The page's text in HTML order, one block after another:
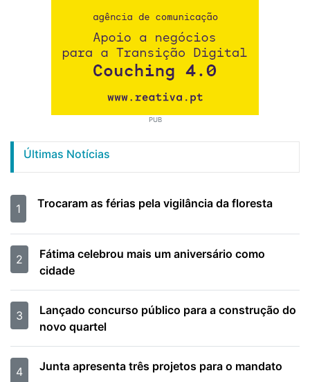
PUB
Últimas Notícias
1 Trocaram as férias pela vigilância da floresta
2
Fátima celebrou mais um aniversário como
cidade
3
Lançado concurso público para a construção do
novo quartel
4 Junta apresenta três projetos para o mandato